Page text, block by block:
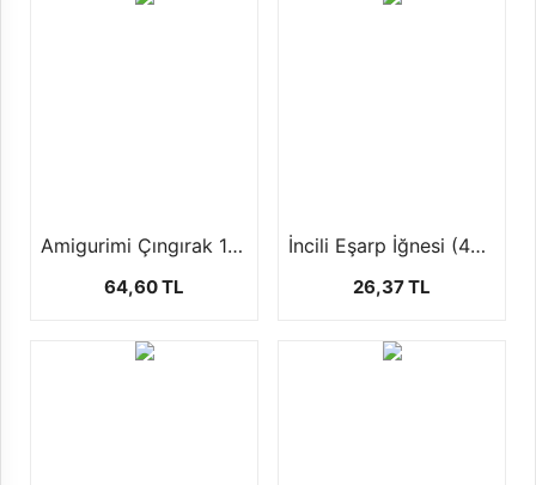
Amigurimi Çıngırak 1 Paket ( 10 ad ) 2 Farklı Boyutta
64,60 TL
İncili Eşarp İğnesi (40 Adet)
26,37 TL